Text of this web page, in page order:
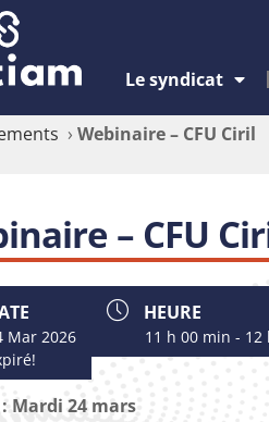
Le syndicat
› Webinaire – CFU Ciril
– CFU
Mar 2026
HEURE
11 h 00 min - 12
Mardi 24 mars